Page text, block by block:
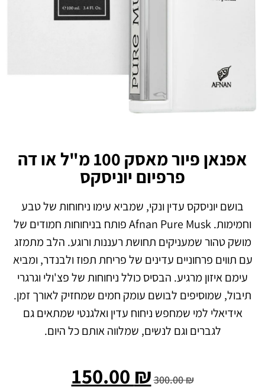
אפנאן פיור מאסק 100 מ"ל או דה
פרפיום יוניסקס
בושם יוניסקס עדין ונקי, שמביא עימו ניחוחות של טבע
וחמימות. Afnan Pure Musk פותח בניחוחות חמודים של
מושק טהור שמעניקים תחושת רעננות ורוגע. הלב מתמזג
עם תווים פרחוניים עדינים של פריחת תפוז ולבנדר, ומביא
עימם איזון מרגיע. הבסיס כולל ניחוחות של פצ'ולי וגרגרי
תיבול, שמוסיפים לבושם עומק חמים שמחזיק לאורך זמן.
אידיאלי למי שמחפש ניחוח עדין ואלגנטי שמתאים גם
לגברים וגם לנשים, שמלווה אותם כל היום.
300.00₪
150.00 ₪